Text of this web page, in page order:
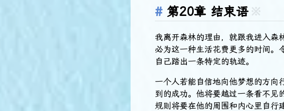
第20章 结束语 ※
我离开森林的理由，就跟我进入森
必为这一种生活花费更多的时间。
自己踏出一条特定的轨迹。
一个人若能自信地向他梦想的方向
到的成功。他将要越过一条看不见
规则将要在他的周围和内心里自行